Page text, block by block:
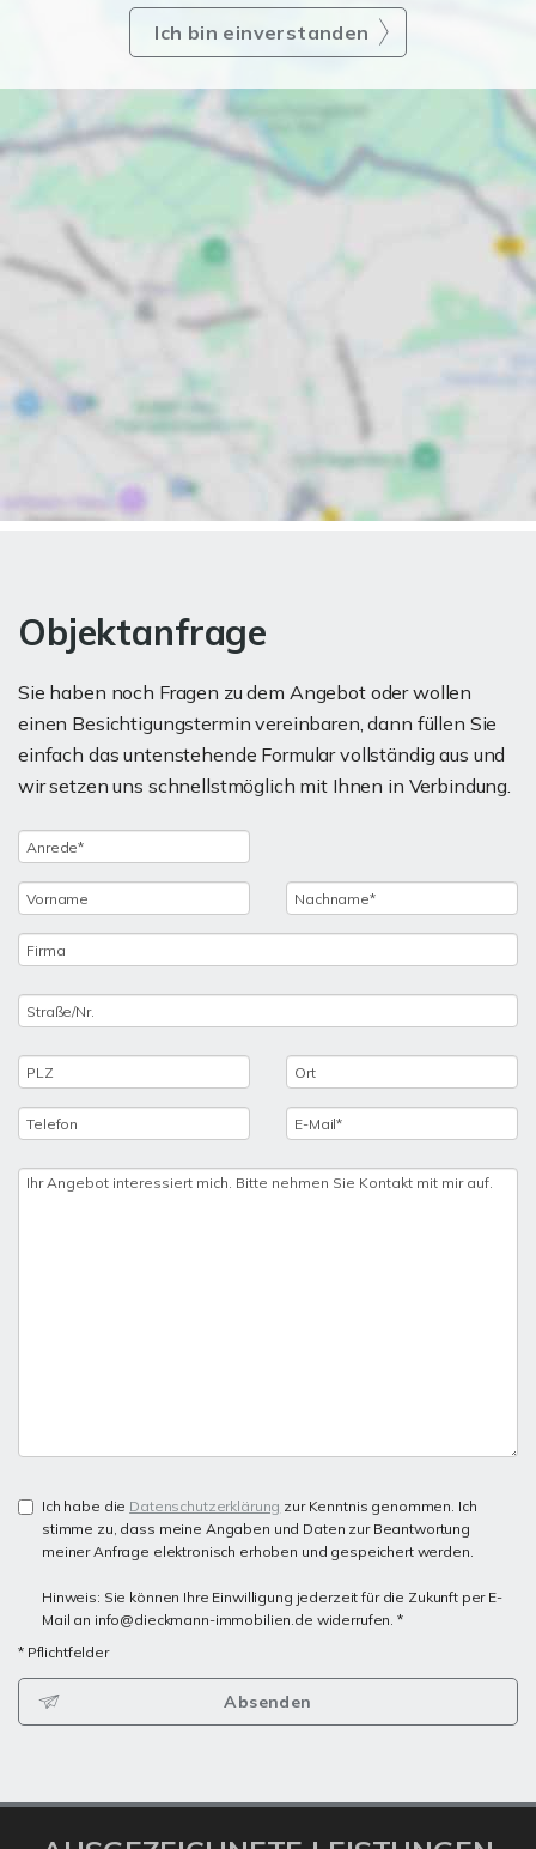
Ich bin einverstanden
Objektanfrage
Sie haben noch Fragen zu dem Angebot oder wollen
einen Besichtigungstermin vereinbaren, dann füllen Sie
einfach das untenstehende Formular vollständig aus und
wir setzen uns schnellstmöglich mit Ihnen in Verbindung.
Ich habe die Datenschutzerklärung zur Kenntnis genommen. Ich
stimme zu, dass meine Angaben und Daten zur Beantwortung
meiner Anfrage elektronisch erhoben und gespeichert werden.
Hinweis: Sie können Ihre Einwilligung jederzeit für die Zukunft per E-
Mail an info@dieckmann-immobilien.de widerrufen. *
* Pflichtfelder
Absenden